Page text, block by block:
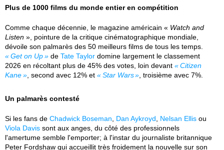
Plus de 1000 films du monde entier en compétition
Comme chaque décennie, le magazine américain « Watch and
Listen », pointure de la critique cinématographique mondiale,
dévoile son palmarès des 50 meilleurs films de tous les temps.
Get on Up
de Tate Taylordomine largement le classement
2026 en récoltant plus de 45% des votes, loin devant
Citizen
Kane
, second avec 12% et Star Wars , troisième avec 7%.
Un palmarès contesté
Si les fans de Chadwick Boseman Dan Aykroyd Nelsan Ellis ou
Viola Davis sont aux anges, du côté des professionnels
l'amertume semble l'emporter; à l'instar du journaliste britannique
Peter Fordshaw qui accueillit très froidement la nouvelle sur son